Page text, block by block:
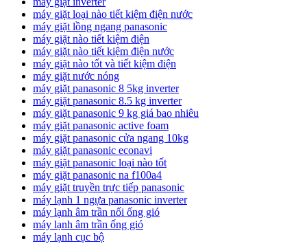
máy giặt loại nào tiết kiệm điện nước
máy giặt lồng ngang panasonic
máy giặt nào tiết kiệm điện
máy giặt nào tiết kiệm điện nước
máy giặt nào tốt và tiết kiệm điện
máy giặt nước nóng
máy giặt panasonic 8 5kg inverter
máy giặt panasonic 8.5 kg inverter
máy giặt panasonic 9 kg giá bao nhiêu
máy giặt panasonic active foam
máy giặt panasonic cửa ngang 10kg
máy giặt panasonic econavi
máy giặt panasonic loại nào tốt
máy giặt panasonic na f100a4
máy giặt truyền trực tiếp panasonic
máy lạnh 1 ngựa panasonic inverter
máy lạnh âm trần nối ống gió
máy lạnh âm trần ống gió
máy lạnh cục bộ